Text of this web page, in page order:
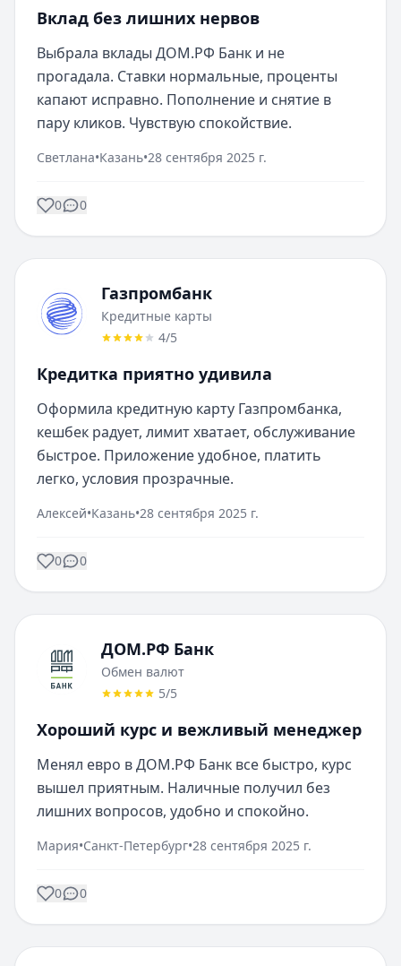
Вклад без лишних нервов
Выбрала вклады ДОМ.РФ Банк и не
прогадала. Ставки нормальные, проценты
капают исправно. Пополнение и снятие в
пару кликов. Чувствую спокойствие.
Светлана•Казань•28 сентября 2025 г.
0 0
Газпромбанк
Кредитные карты
4/5
Кредитка приятно удивила
Оформила кредитную карту Газпромбанка,
кешбек радует, лимит хватает, обслуживание
быстрое. Приложение удобное, платить
легко, условия прозрачные.
Алексей•Казань•28 сентября 2025 г.
0 0
ДОМ.РФ Банк
Обмен валют
5/5
Хороший курс и вежливый менеджер
Менял евро в ДОМ.РФ Банк все быстро, курс
вышел приятным. Наличные получил без
лишних вопросов, удобно и спокойно.
Мария•Санкт-Петербург•28 сентября 2025 г.
0 0